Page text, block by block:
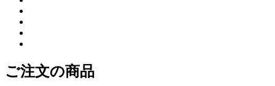
ご注文の商品